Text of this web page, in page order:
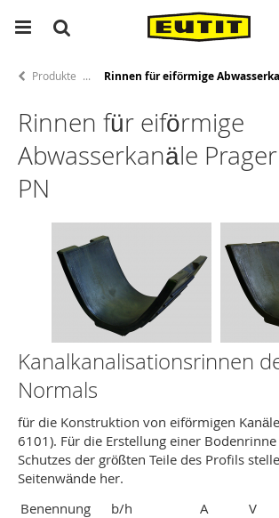
Produkte
Rinnen für eiförmige
Abwasserkanäle
PN
Kanalkanalisationsrinnen
Normals
für die Konstruktion von eiförmigen
6101). Für die Erstellung einer
Schutzes der größten Teile des Profils
Seitenwände her.
Benennung
b/h A V